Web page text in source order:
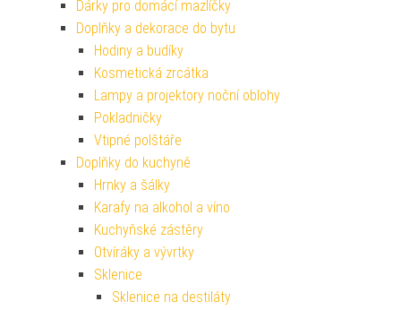
Dárky pro domácí mazlíčky
Doplňky a dekorace do bytu
Hodiny a budíky
Kosmetická zrcátka
Lampy a projektory noční oblohy
Pokladničky
Vtipné polštáře
Doplňky do kuchyně
Hrnky a šálky
Karafy na alkohol a víno
Kuchyňské zástěry
Otvíráky a vývrtky
Sklenice
Sklenice na destiláty